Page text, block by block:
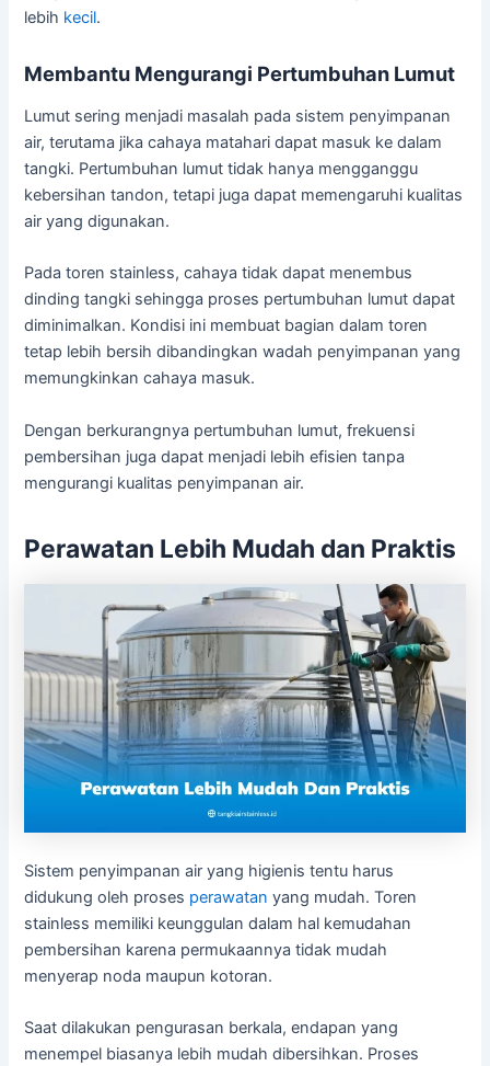
lebih kecil.
Membantu Mengurangi Pertumbuhan Lumut
Lumut sering menjadi masalah pada sistem penyimpanan
air, terutama jika cahaya matahari dapat masuk ke dalam
tangki. Pertumbuhan lumut tidak hanya mengganggu
kebersihan tandon, tetapi juga dapat memengaruhi kualitas
air yang digunakan.
Pada toren stainless, cahaya tidak dapat menembus
dinding tangki sehingga proses pertumbuhan lumut dapat
diminimalkan. Kondisi ini membuat bagian dalam toren
tetap lebih bersih dibandingkan wadah penyimpanan yang
memungkinkan cahaya masuk.
Dengan berkurangnya pertumbuhan lumut, frekuensi
pembersihan juga dapat menjadi lebih efisien tanpa
mengurangi kualitas penyimpanan air.
Perawatan Lebih Mudah dan Praktis
Sistem penyimpanan air yang higienis tentu harus
didukung oleh proses perawatan yang mudah. Toren
stainless memiliki keunggulan dalam hal kemudahan
pembersihan karena permukaannya tidak mudah
menyerap noda maupun kotoran.
Saat dilakukan pengurasan berkala, endapan yang
menempel biasanya lebih mudah dibersihkan. Proses